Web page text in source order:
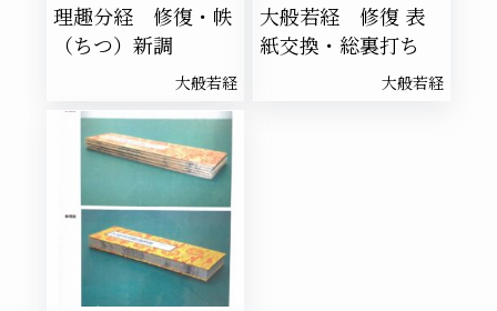
理趣分経 修復・帙
（ちつ）新調
大般若経
大般若経 修復 表
紙交換・総裏打ち
大般若経